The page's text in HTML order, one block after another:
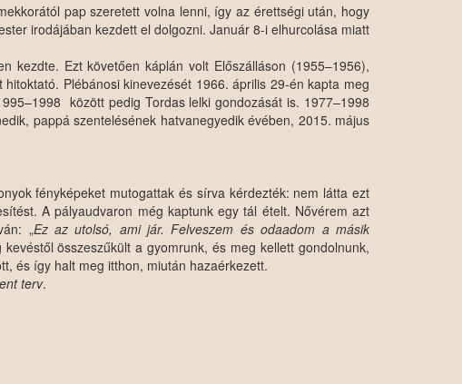
pap szeretett volna lenni, így az érettségi után, hogy
irodájában kezdett el dolgozni. Január 8-i elhurcolása miatt
kezdte. Ezt követően káplán volt Előszálláson (1955–1956),
Plébánosi kinevezését 1966. április 29-én kapta meg
között pedig Tordas lelki gondozását is. 1977–1998
pappá szentelésének hatvanegyedik évében, 2015. május
fényképeket mutogattak és sírva kérdezték: nem látta ezt
A pályaudvaron még kaptunk egy tál ételt. Nővérem azt
„Ez az utolsó, ami jár. Felveszem és odaadom a másik
összeszűkült a gyomrunk, és meg kellett gondolnunk,
és így halt meg itthon, miután hazaérkezett.
terv.